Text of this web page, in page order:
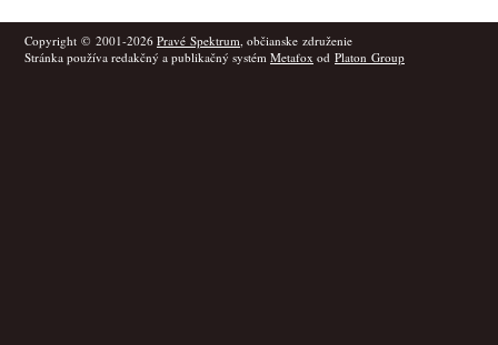
Copyright © 2001-2026 Pravé Spektrum, občianske združenie
Stránka používa redakčný a publikačný systém Metafox od Platon Group